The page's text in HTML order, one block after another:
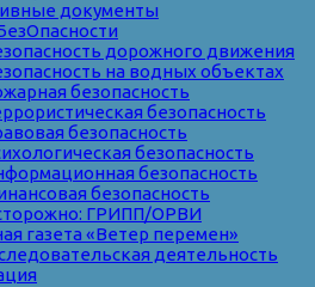
документы
дорожного движения
на водных объектах
безопасность
безопасность
безопасность
безопасность
безопасность
безопасность
ГРИПП/ОРВИ
газета «Ветер перемен»
деятельность